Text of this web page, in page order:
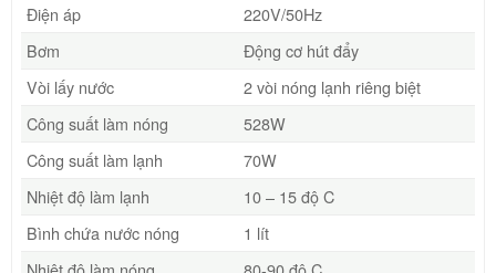
Điện áp
220V/50Hz
Bơm
Động cơ hút đẩy
Vòi lấy nước
2 vòi nóng lạnh riêng biệt
Công suất làm nóng
528W
Công suất làm lạnh
70W
Nhiệt độ làm lạnh
10 – 15 độ C
Bình chứa nước nóng
1 lít